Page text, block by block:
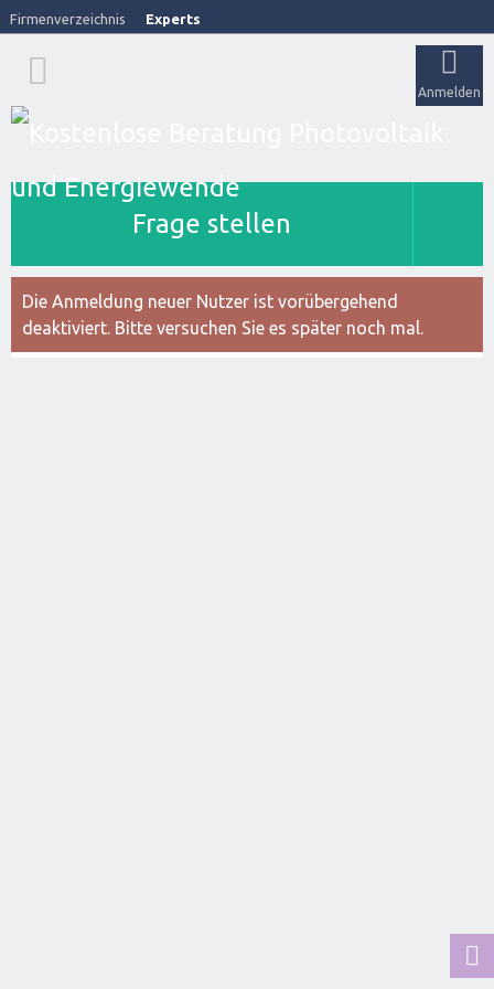
Firmenverzeichnis Experts
Anmelden
Frage stellen
Die Anmeldung neuer Nutzer ist vorübergehend
deaktiviert. Bitte versuchen Sie es später noch mal.